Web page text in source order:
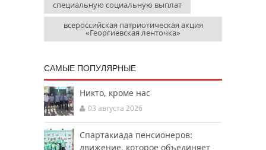
специальную социальную выплат
всероссийская патриотическая акция
«Георгиевская ленточка»
САМЫЕ ПОПУЛЯРНЫЕ
Никто, кроме нас
03 августа 2026
Спартакиада пенсионеров:
движение, которое объединяет